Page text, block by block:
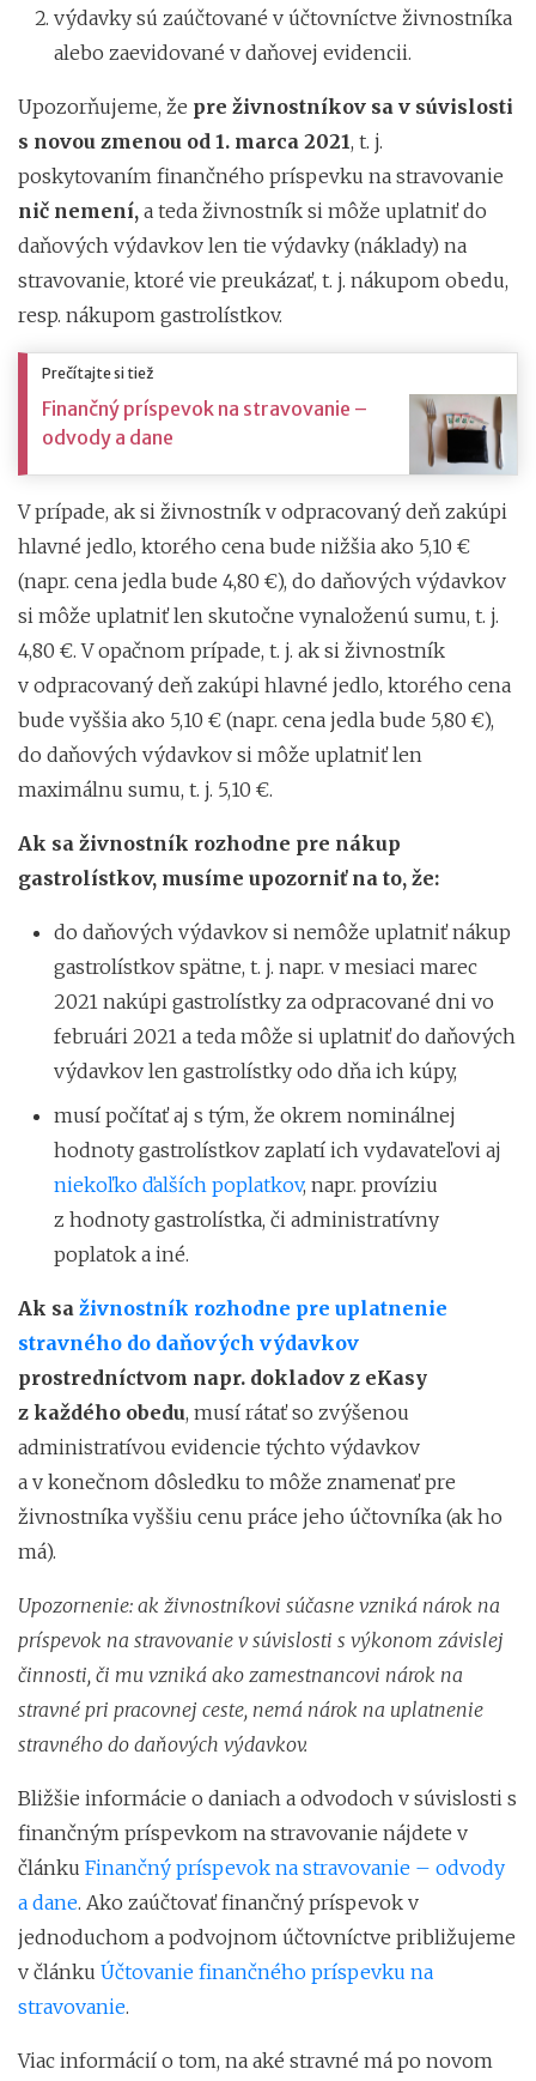
výdavky sú zaúčtované v účtovníctve živnostníka
alebo zaevidované v daňovej evidencii.
Upozorňujeme, že pre živnostníkov sa v súvislosti
s novou zmenou od 1. marca 2021, t. j.
poskytovaním finančného príspevku na stravovanie
nič nemení, a teda živnostník si môže uplatniť do
daňových výdavkov len tie výdavky (náklady) na
stravovanie, ktoré vie preukázať, t. j. nákupom obedu,
resp. nákupom gastrolístkov.
Prečítajte si tiež
Finančný príspevok na stravovanie –
odvody a dane
V prípade, ak si živnostník v odpracovaný deň zakúpi
hlavné jedlo, ktorého cena bude nižšia ako 5,10 €
(napr. cena jedla bude 4,80 €), do daňových výdavkov
si môže uplatniť len skutočne vynaloženú sumu, t. j.
4,80 €. V opačnom prípade, t. j. ak si živnostník
v odpracovaný deň zakúpi hlavné jedlo, ktorého cena
bude vyššia ako 5,10 € (napr. cena jedla bude 5,80 €),
do daňových výdavkov si môže uplatniť len
maximálnu sumu, t. j. 5,10 €.
Ak sa živnostník rozhodne pre nákup
gastrolístkov, musíme upozorniť na to, že:
do daňových výdavkov si nemôže uplatniť nákup
gastrolístkov spätne, t. j. napr. v mesiaci marec
2021 nakúpi gastrolístky za odpracované dni vo
februári 2021 a teda môže si uplatniť do daňových
výdavkov len gastrolístky odo dňa ich kúpy,
musí počítať aj s tým, že okrem nominálnej
hodnoty gastrolístkov zaplatí ich vydavateľovi aj
niekoľko ďalších poplatkov, napr. províziu
z hodnoty gastrolístka, či administratívny
poplatok a iné.
Ak sa živnostník rozhodne pre uplatnenie
stravného do daňových výdavkov
prostredníctvom napr. dokladov z eKasy
z každého obedu, musí rátať so zvýšenou
administratívou evidencie týchto výdavkov
a v konečnom dôsledku to môže znamenať pre
živnostníka vyššiu cenu práce jeho účtovníka (ak ho
má).
Upozornenie: ak živnostníkovi súčasne vzniká nárok na
príspevok na stravovanie v súvislosti s výkonom závislej
činnosti, či mu vzniká ako zamestnancovi nárok na
stravné pri pracovnej ceste, nemá nárok na uplatnenie
stravného do daňových výdavkov.
Bližšie informácie o daniach a odvodoch v súvislosti s
finančným príspevkom na stravovanie nájdete v
článku Finančný príspevok na stravovanie – odvody
a dane. Ako zaúčtovať finančný príspevok v
jednoduchom a podvojnom účtovníctve približujeme
v článku Účtovanie finančného príspevku na
stravovanie.
Viac informácií o tom, na aké stravné má po novom